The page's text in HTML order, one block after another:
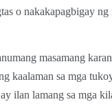
o nakakapagbigay ng
masamang
kaalaman sa mga
ilan lamang sa mga